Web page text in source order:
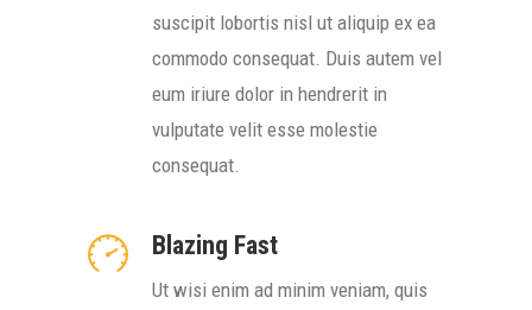
suscipit lobortis nisl ut aliquip ex ea
commodo consequat. Duis autem vel
eum iriure dolor in hendrerit in
vulputate velit esse molestie
consequat.
Blazing Fast
Ut wisi enim ad minim veniam, quis